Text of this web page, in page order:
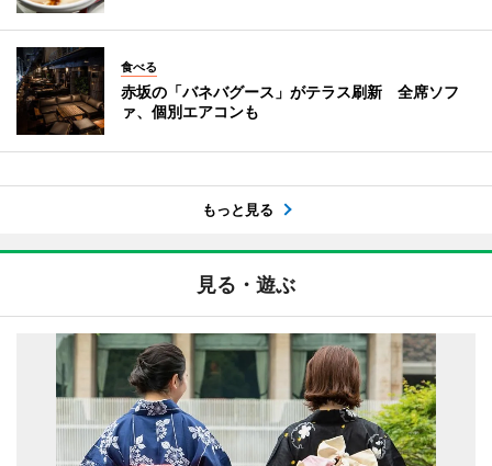
食べる
赤坂の「バネバグース」がテラス刷新 全席ソフ
ァ、個別エアコンも
もっと見る
見る・遊ぶ